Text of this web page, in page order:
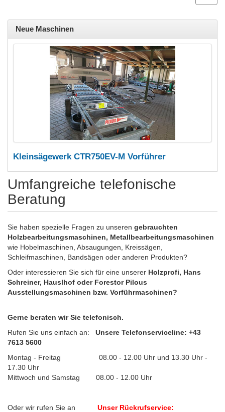
Neue Maschinen
Kleinsägewerk CTR750EV-M Vorführer
Umfangreiche telefonische
Beratung
Sie haben spezielle Fragen zu unseren gebrauchten
Holzbearbeitungsmaschinen, Metallbearbeitungsmaschinen
wie Hobelmaschinen, Absaugungen, Kreissägen,
Schleifmaschinen, Bandsägen oder anderen Produkten?
Oder interessieren Sie sich für eine unserer Holzprofi, Hans
Schreiner, Hauslhof oder Forestor Pilous
Ausstellungsmaschinen bzw. Vorführmaschinen?
Gerne beraten wir Sie telefonisch.
Rufen Sie uns einfach an: Unsere Telefonserviceline: +43
7613 5600
Montag - Freitag 08.00 - 12.00 Uhr und 13.30 Uhr -
17.30 Uhr
Mittwoch und Samstag 08.00 - 12.00 Uhr
Oder wir rufen Sie an Unser Rückrufservice: